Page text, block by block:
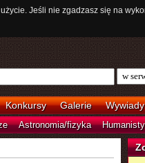
Jeśli nie zgadzasz się na
Konkursy Galerie Wywiady
Astronomia/fizyka